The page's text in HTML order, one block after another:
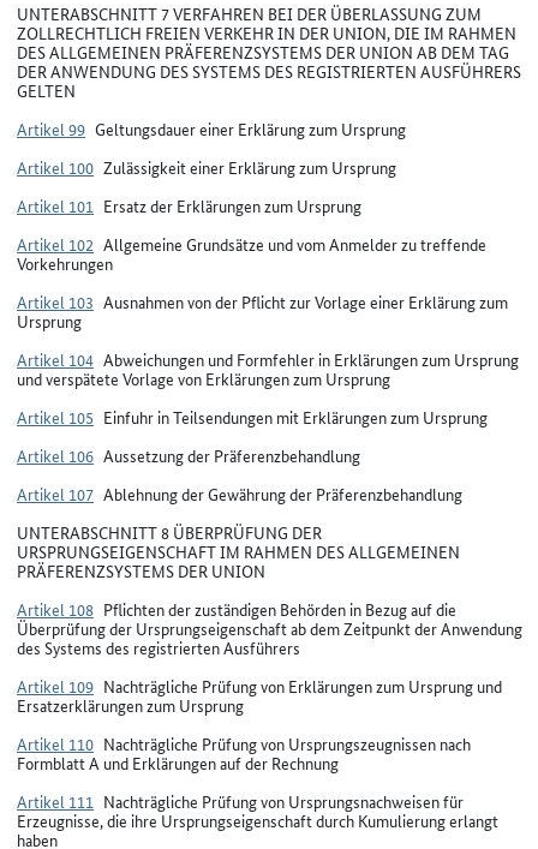
UNTERABSCHNITT 7 VERFAHREN BEI DER ÜBERLASSUNG ZUM
ZOLLRECHTLICH FREIEN VERKEHR IN DER UNION, DIE IM RAHMEN
DES ALLGEMEINEN PRÄFERENZSYSTEMS DER UNION AB DEM TAG
DER ANWENDUNG DES SYSTEMS DES REGISTRIERTEN AUSFÜHRERS
GELTEN
Artikel 99 Geltungsdauer einer Erklärung zum Ursprung
Artikel 100 Zulässigkeit einer Erklärung zum Ursprung
Artikel 101 Ersatz der Erklärungen zum Ursprung
Artikel 102 Allgemeine Grundsätze und vom Anmelder zu treffende
Vorkehrungen
Artikel 103 Ausnahmen von der Pflicht zur Vorlage einer Erklärung zum
Ursprung
Artikel 104 Abweichungen und Formfehler in Erklärungen zum Ursprung
und verspätete Vorlage von Erklärungen zum Ursprung
Artikel 105 Einfuhr in Teilsendungen mit Erklärungen zum Ursprung
Artikel 106 Aussetzung der Präferenzbehandlung
Artikel 107 Ablehnung der Gewährung der Präferenzbehandlung
UNTERABSCHNITT 8 ÜBERPRÜFUNG DER
URSPRUNGSEIGENSCHAFT IM RAHMEN DES ALLGEMEINEN
PRÄFERENZSYSTEMS DER UNION
Artikel 108 Pflichten der zuständigen Behörden in Bezug auf die
Überprüfung der Ursprungseigenschaft ab dem Zeitpunkt der Anwendung
des Systems des registrierten Ausführers
Artikel 109 Nachträgliche Prüfung von Erklärungen zum Ursprung und
Ersatzerklärungen zum Ursprung
Artikel 110 Nachträgliche Prüfung von Ursprungszeugnissen nach
Formblatt A und Erklärungen auf der Rechnung
Artikel 111 Nachträgliche Prüfung von Ursprungsnachweisen für
Erzeugnisse, die ihre Ursprungseigenschaft durch Kumulierung erlangt
haben